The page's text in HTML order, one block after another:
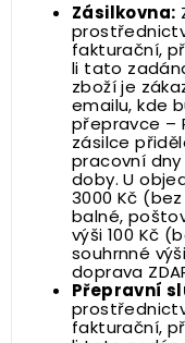
Zásilkovna:
fakturační,
li tato
zboží je
emailu, kde
přepravce –
zásilce
pracovní
doby. U
3000 Kč
balné,
výši 100 Kč
souhrnné
doprava
Přepravní
fakturační,